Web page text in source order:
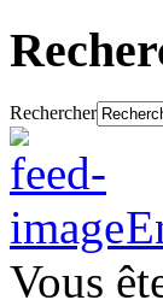
Rechercher
Vous